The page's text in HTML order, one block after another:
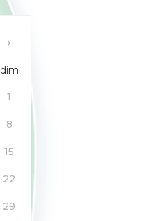
dim
1
8
15
22
29